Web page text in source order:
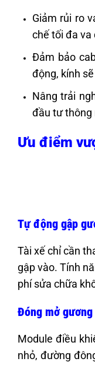
Giảm rủi ro
chế tối đa va
Đảm bảo
động, kính
Nâng trải
đầu tư thông
Ưu điểm
Tự động gập
Tài xế chỉ cần
gập vào. Tính
phí sửa chữa
Đóng mở
Module điều
nhỏ, đường